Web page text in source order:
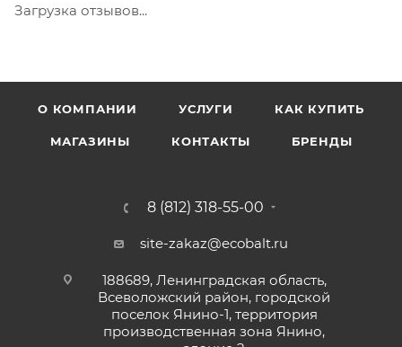
Загрузка отзывов...
О КОМПАНИИ УСЛУГИ КАК КУПИТЬ
МАГАЗИНЫ КОНТАКТЫ БРЕНДЫ
8 (812) 318-55-00
site-zakaz@ecobalt.ru
188689, Ленинградская область,
Всеволожский район, городской
поселок Янино-1, территория
производственная зона Янино,